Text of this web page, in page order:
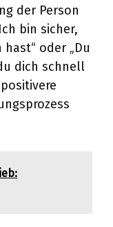
der Person
bin sicher,
oder „Du
dich schnell